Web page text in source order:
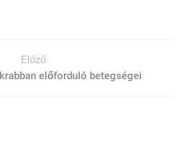
Előző
előforduló betegségei